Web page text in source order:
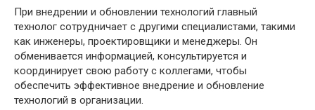
При внедрении и обновлении технологий главный
технолог сотрудничает с другими специалистами, такими
как инженеры, проектировщики и менеджеры. Он
обменивается информацией, консультируется и
координирует свою работу с коллегами, чтобы
обеспечить эффективное внедрение и обновление
технологий в организации.